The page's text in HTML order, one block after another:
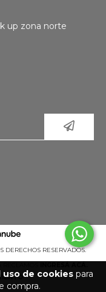
uso de cookiespara
compra.
up zona norte
DERECHOS RESERVADOS.